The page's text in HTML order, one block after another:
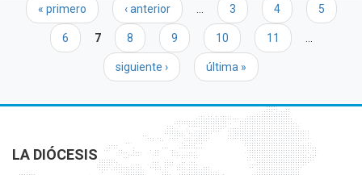
Páginas
« primero ‹ anterior … 3 4 5
6 7 8 9 10 11 …
siguiente › última »
LA DIÓCESIS